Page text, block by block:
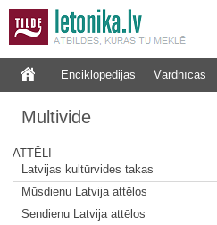
Enciklopēdijas Vārdnīcas
Multivide
ATTĒLI
Latvijas kultūrvides takas
Mūsdienu Latvija attēlos
Sendienu Latvija attēlos